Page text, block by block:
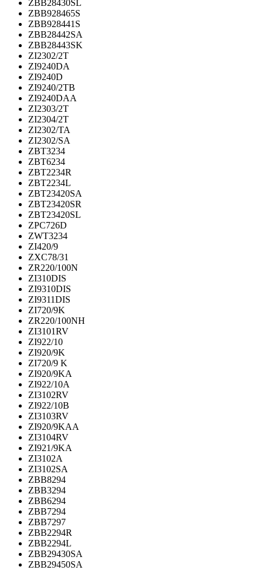
ZBB28430SL
ZBB928465S
ZBB928441S
ZBB28442SA
ZBB28443SK
ZI2302/2T
ZI9240DA
ZI9240D
ZI9240/2TB
ZI9240DAA
ZI2303/2T
ZI2304/2T
ZI2302/TA
ZI2302/SA
ZBT3234
ZBT6234
ZBT2234R
ZBT2234L
ZBT23420SA
ZBT23420SR
ZBT23420SL
ZPC726D
ZWT3234
ZI420/9
ZXC78/31
ZR220/100N
ZI310DIS
ZI9310DIS
ZI9311DIS
ZI720/9K
ZR220/100NH
ZI3101RV
ZI922/10
ZI920/9K
ZI720/9 K
ZI920/9KA
ZI922/10A
ZI3102RV
ZI922/10B
ZI3103RV
ZI920/9KAA
ZI3104RV
ZI921/9KA
ZI3102A
ZI3102SA
ZBB8294
ZBB3294
ZBB6294
ZBB7294
ZBB7297
ZBB2294R
ZBB2294L
ZBB29430SA
ZBB29450SA